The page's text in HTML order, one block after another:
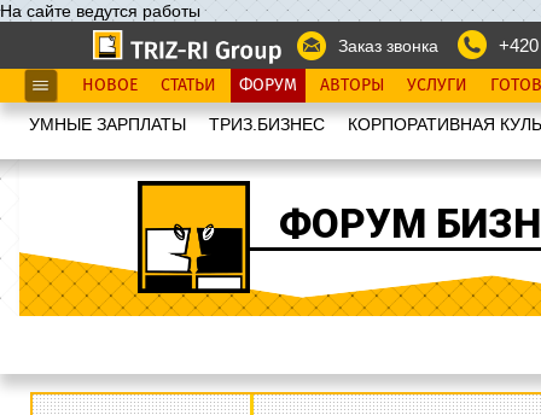
На сайте ведутся работы
Заказ звонка
НОВОЕ СТАТЬИ ФОРУМ АВТОРЫ УСЛУГИ
УМНЫЕ ЗАРПЛАТЫ ТРИЗ.БИЗНЕС КОРПОРАТИВНАЯ
ФОРУМ